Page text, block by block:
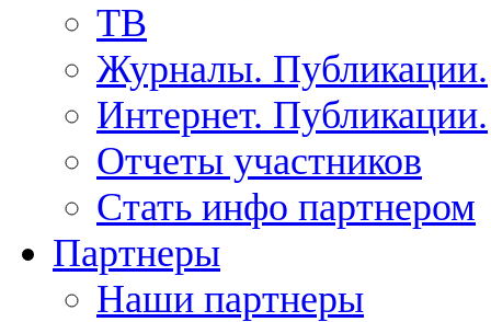
ТВ
Журналы. Публикации.
Интернет. Публикации.
Отчеты участников
Стать инфо партнером
Партнеры
Наши партнеры